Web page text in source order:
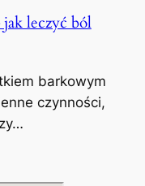
leczyć ból
barkowym
czynności,